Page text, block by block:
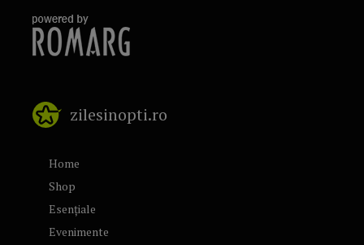
zilesinopti.ro
Home
Shop
Esențiale
Evenimente